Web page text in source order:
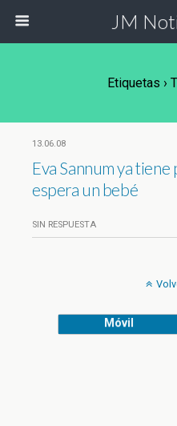
JM
Etiquetas ›
13.06.08
Eva Sannum ya tiene
espera un bebé
SIN RESPUESTA
Móvil